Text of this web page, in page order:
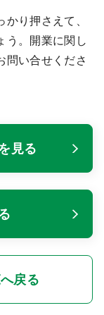
り押さえて、
う。開業に関し
問い合せくださ
見る
戻る